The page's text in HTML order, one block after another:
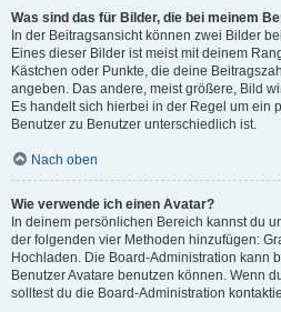
Was sind das für Bilder, die bei meinem
In der Beitragsansicht können zwei Bilder
Eines dieser Bilder ist meist mit deinem
Kästchen oder Punkte, die deine
angeben. Das andere, meist größere, Bild
Es handelt sich hierbei in der Regel um ein
Benutzer zu Benutzer unterschiedlich ist.
Nach oben
Wie verwende ich einen Avatar?
In deinem persönlichen Bereich kannst du
der folgenden vier Methoden hinzufügen:
Hochladen. Die Board-Administration kann
Benutzer Avatare benutzen können. Wenn
solltest du die Board-Administration